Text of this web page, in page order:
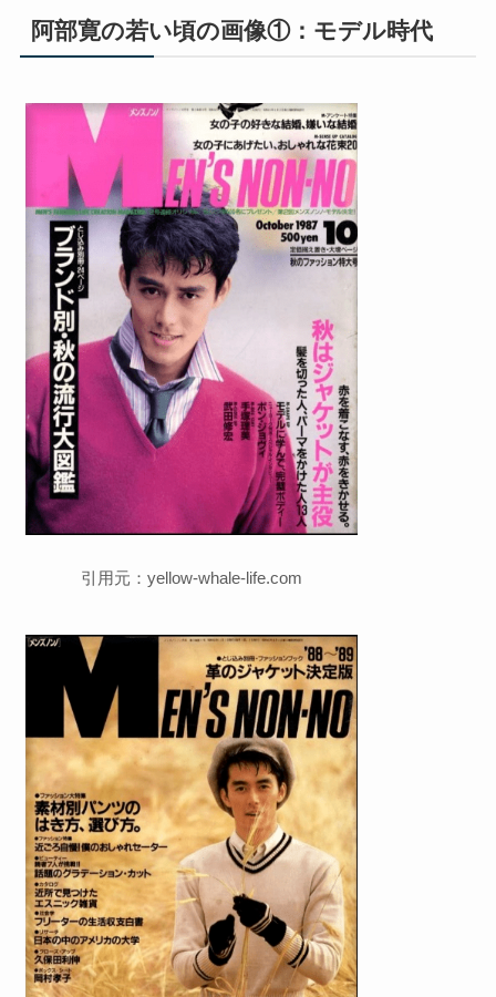
阿部寛の若い頃の画像①：モデル時代
引用元：yellow-whale-life.com